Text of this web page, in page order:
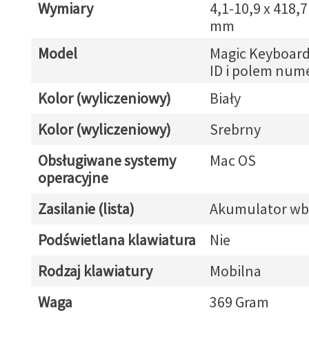
Wymiary
4,1-10,9 x
mm
Model
Magic
ID i polem
Kolor (wyliczeniowy)
Biały
Kolor (wyliczeniowy)
Srebrny
Obsługiwane systemy
operacyjne
Mac OS
Zasilanie (lista)
Akumulator
Podświetlana klawiatura
Nie
Rodzaj klawiatury
Mobilna
Waga
369 Gram